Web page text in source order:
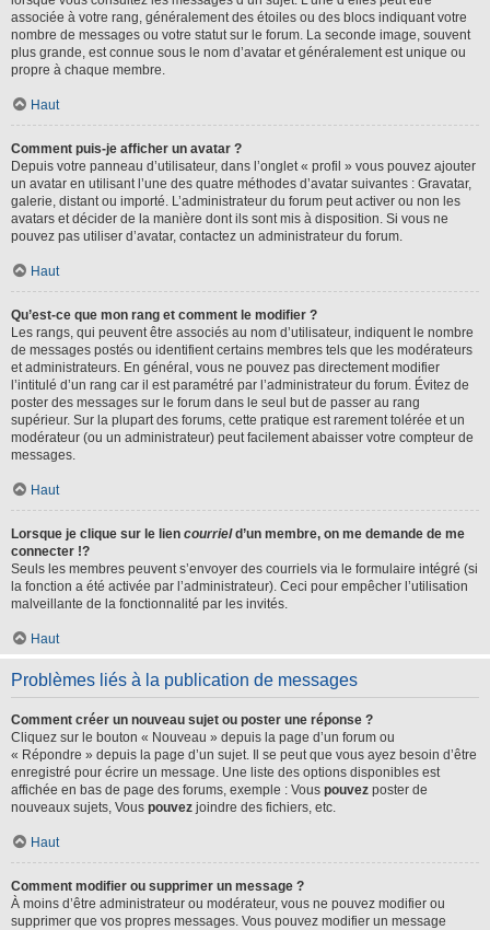
associée à votre rang, généralement des étoiles ou des blocs indiquant votre
nombre de messages ou votre statut sur le forum. La seconde image, souvent
plus grande, est connue sous le nom d’avatar et généralement est unique ou
propre à chaque membre.
Haut
Comment puis-je afficher un avatar ?
Depuis votre panneau d’utilisateur, dans l’onglet « profil » vous pouvez ajouter
un avatar en utilisant l’une des quatre méthodes d’avatar suivantes : Gravatar,
galerie, distant ou importé. L’administrateur du forum peut activer ou non les
avatars et décider de la manière dont ils sont mis à disposition. Si vous ne
pouvez pas utiliser d’avatar, contactez un administrateur du forum.
Haut
Qu’est-ce que mon rang et comment le modifier ?
Les rangs, qui peuvent être associés au nom d’utilisateur, indiquent le nombre
de messages postés ou identifient certains membres tels que les modérateurs
et administrateurs. En général, vous ne pouvez pas directement modifier
l’intitulé d’un rang car il est paramétré par l’administrateur du forum. Évitez de
poster des messages sur le forum dans le seul but de passer au rang
supérieur. Sur la plupart des forums, cette pratique est rarement tolérée et un
modérateur (ou un administrateur) peut facilement abaisser votre compteur de
messages.
Haut
Lorsque je clique sur le lien courrield’un membre, on me demande de me
connecter !?
Seuls les membres peuvent s’envoyer des courriels via le formulaire intégré (si
la fonction a été activée par l’administrateur). Ceci pour empêcher l’utilisation
malveillante de la fonctionnalité par les invités.
Haut
Problèmes liés à la publication de messages
Comment créer un nouveau sujet ou poster une réponse ?
Cliquez sur le bouton « Nouveau » depuis la page d’un forum ou
« Répondre » depuis la page d’un sujet. Il se peut que vous ayez besoin d’être
enregistré pour écrire un message. Une liste des options disponibles est
affichée en bas de page des forums, exemple : Vous pouvez poster de
nouveaux sujets, Vous pouvez joindre des fichiers, etc.
Haut
Comment modifier ou supprimer un message ?
À moins d’être administrateur ou modérateur, vous ne pouvez modifier ou
supprimer que vos propres messages. Vous pouvez modifier un message